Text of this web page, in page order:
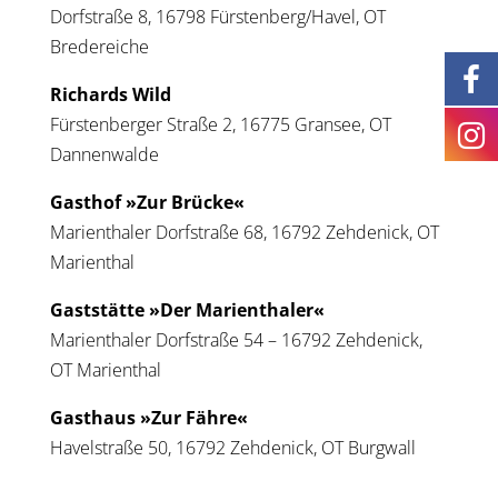
Dorfstraße 8, 16798 Fürstenberg/Havel, OT
Bredereiche
Richards Wild
Fürstenberger Straße 2, 16775 Gransee, OT
Dannenwalde
Gasthof »Zur Brücke«
Marienthaler Dorfstraße 68, 16792 Zehdenick, OT
Marienthal
Gaststätte »Der Marienthaler«
Marienthaler Dorfstraße 54 – 16792 Zehdenick,
OT Marienthal
Gasthaus »Zur Fähre«
Havelstraße 50, 16792 Zehdenick, OT Burgwall